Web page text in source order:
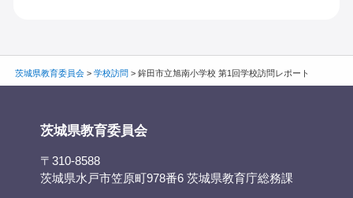
茨城県教育委員会> 学校訪問 > 鉾田市立旭南小学校 第1回学校訪問レポート
茨城県教育委員会
〒310-8588
茨城県水戸市笠原町978番6 茨城県教育庁総務課